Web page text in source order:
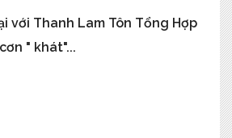
với Thanh Lam Tôn Tổng Hợp
" khát"...